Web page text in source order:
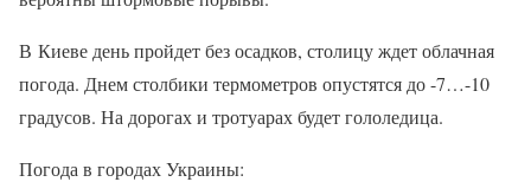
В Киеве день пройдет без осадков, столицу ждет облачная
погода. Днем столбики термометров опустятся до -7…-10
градусов. На дорогах и тротуарах будет гололедица.
Погода в городах Украины: